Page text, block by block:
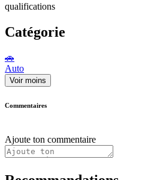
qualifications
Catégorie
🚗
Auto
Voir moins
Commentaires
Ajoute ton commentaire